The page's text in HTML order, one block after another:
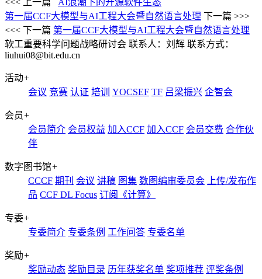
<<< 上一篇
AI浪潮下的开源软件生态
第一届CCF大模型与AI工程大会暨自然语言处理 下一篇 >>>
<<< 下一篇 第一届CCF大模型与AI工程大会暨自然语言处理
软工重要科学问题战略研讨会 联系人：刘辉 联系方式：
liuhui08@bit.edu.cn
活动+
会议 竞赛 认证 培训 YOCSEF TF 吕梁振兴 企智会
会员+
会员简介 会员权益 加入CCF 加入CCF 会员交费 合作伙
伴
数字图书馆+
CCCF 期刊 会议 讲稿 图集 数图编审委员会
上传/发布作
品 CCF DL Focus 订阅《计算》
专委+
专委简介 专委条例 工作问答 专委名单
奖励+
奖励动态 奖励目录 历年获奖名单 奖项推荐 评奖条例